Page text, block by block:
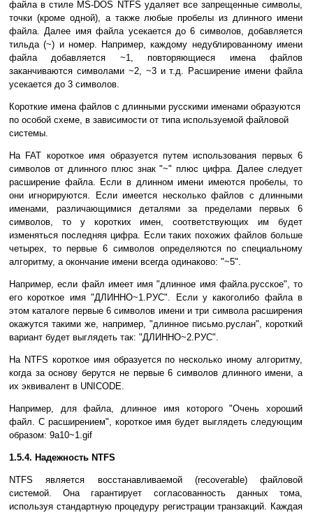
файла в стиле MS-DOS NTFS удаляет все запрещенные символы,
точки (кроме одной), а также любые пробелы из длинного имени
файла. Далее имя файла усекается до 6 символов, добавляется
тильда (~) и номер. Например, каждому недублированному имени
файла добавляется ~1, повторяющиеся имена файлов
заканчиваются символами ~2, ~3 и т.д. Расширение имени файла
усекается до 3 символов.
Короткие имена файлов с длинными русскими именами образуются
по особой схеме, в зависимости от типа используемой файловой
системы.
На FAT короткое имя образуется путем использования первых 6
символов от длинного плюс знак "~" плюс цифра. Далее следует
расширение файла. Если в длинном имени имеются пробелы, то
они игнорируются. Если имеется несколько файлов с длинными
именами, различающимися деталями за пределами первых 6
символов, то у коротких имен, соответствующих им будет
изменяться последняя цифра. Если таких похожих файлов больше
четырех, то первые 6 символов определяются по специальному
алгоритму, а окончание имени всегда одинаково: "~5".
Например, если файл имеет имя "длинное имя файла.русское", то
его короткое имя "ДЛИННО~1.РУС". Если у какоголибо файла в
этом каталоге первые 6 символов имени и три символа расширения
окажутся такими же, например, "длинное письмо.руслан", короткий
вариант будет выглядеть так: "ДЛИННО~2.РУС".
На NTFS короткое имя образуется по несколько иному алгоритму,
когда за основу берутся не первые 6 символов длинного имени, а
их эквивалент в UNICODE.
Например, для файла, длинное имя которого "Очень хороший
файл. С расширением", короткое имя будет выглядеть следующим
образом: 9а10~1.gif
1.5.4. Надежность NTFS
NTFS является восстанавливаемой (recoverable) файловой
системой. Она гарантирует согласованность данных тома,
используя стандартную процедуру регистрации транзакций. Каждая